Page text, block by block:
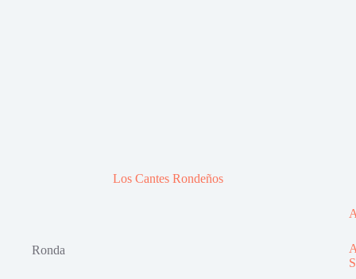
Ronda
Los Cantes Rondeños